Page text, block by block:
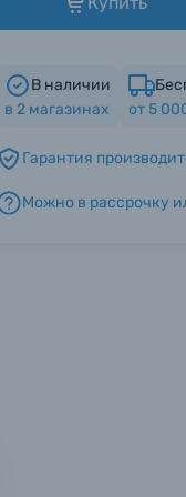
В наличии
в 2магазинах
от 5
Гарантия
Можно в рассрочку